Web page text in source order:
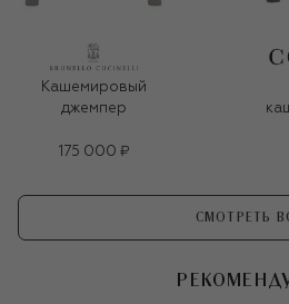
Кашемировый
джемпер
175 000 ₽
СМОТРЕТЬ